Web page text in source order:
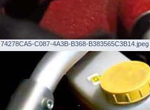
74278CA5-C087-4A3B-B368-B383565C3B14.jpeg